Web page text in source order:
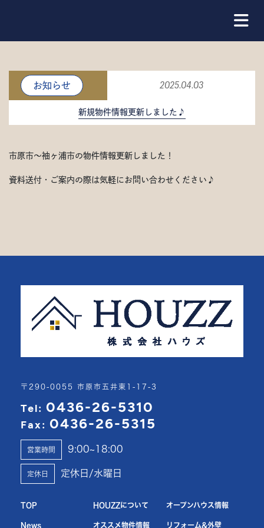
お知らせ 2025.04.03
新規物件情報更新しました♪
市原市～袖ヶ浦市の物件情報更新しました！
資料送付・ご案内の際は気軽にお問い合わせください♪
〒290-0055 市原市五井東1-17-3
Tel: 0436-26-5310
Fax: 0436-26-5315
営業時間 9:00~18:00
定休日 定休日/水曜日
TOP HOUZZについて オープンハウス情報
News オススメ物件情報 リフォーム&外壁